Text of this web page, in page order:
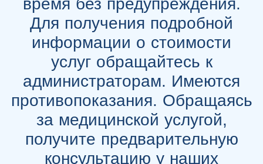
Для получения подробной
информации о стоимости
услуг обращайтесь к
администраторам. Имеются
противопоказания. Обращаясь
за медицинской услугой,
получите предварительную
консультацию у наших